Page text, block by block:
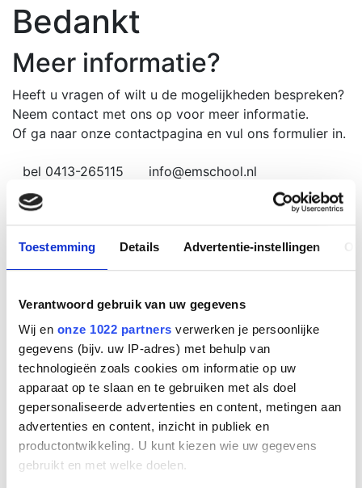
Toestemming Details Advertentie-instellingen
Verantwoord gebruik van uw gegevens
Wij en onze 1022 partners verwerken je persoonlijke
gegevens (bijv. uw IP-adres) met behulp van
technologieën zoals cookies om informatie op uw
apparaat op te slaan en te gebruiken met als doel
gepersonaliseerde advertenties en content, metingen aan
advertenties en content, inzicht in publiek en
productontwikkeling. U kunt kiezen wie uw gegevens
gebruikt en met welke doelen.
Bedankt
Meer informatie?
Heeft u vragen of wilt u de mogelijkheden bespreken?
Neem contact met ons op voor meer informatie.
Of ga naar onze contactpagina en vul ons formulier in.
bel 0413-265115
info@emschool.nl
Vraag offerte aan
Contact informatie
Loopkantstraat 2-E
5405 NB UDEN
Directe links
Algemene voorwaarden
Meer informatie
Nieuws
Incompany training